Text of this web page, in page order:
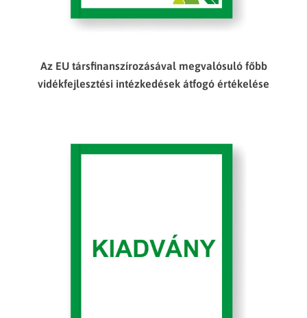
Az EU társfinanszírozásával megvalósuló főbb
vidékfejlesztési intézkedések átfogó értékelése